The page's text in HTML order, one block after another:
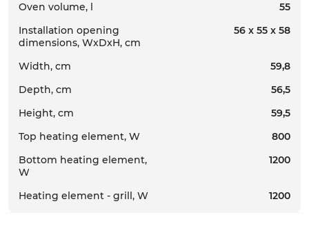
Oven volume, l
55
Installation opening
dimensions, WxDxH, cm
56 x 55 x 58
Width, cm
59,8
Depth, cm
56,5
Height, cm
59,5
Top heating element, W
800
Bottom heating element,
W
1200
Heating element - grill, W 1200